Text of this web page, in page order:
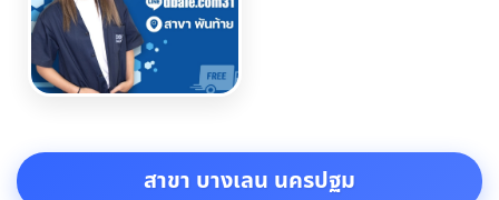
สาขา บางเลน นครปฐม